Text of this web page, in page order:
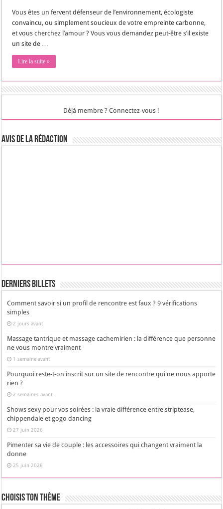
Vous êtes un fervent défenseur de l’environnement, écologiste
convaincu, ou simplement soucieux de votre empreinte carbonne,
et vous cherchez l’amour ? Vous vous demandez peut-être s’il existe
un site de …
Lire la suite »
Déjà membre ? Connectez-vous !
Avis de la rédaction
Derniers Billets
Comment savoir si un profil de rencontre est faux ? 9 vérifications
simples
2 jours avant
Massage tantrique et massage cachemirien : la différence que personne
ne vous montre vraiment
1 semaine avant
Pourquoi reste-t-on inscrit sur un site de rencontre qui ne nous apporte
rien ?
2 semaines avant
Shows sexy pour vos soirées : la vraie différence entre striptease,
chippendale et gogo dancing
27 juin 2026
Pimenter sa vie de couple : les accessoires qui changent vraiment la
donne
25 juin 2026
Choisis Ton Thème